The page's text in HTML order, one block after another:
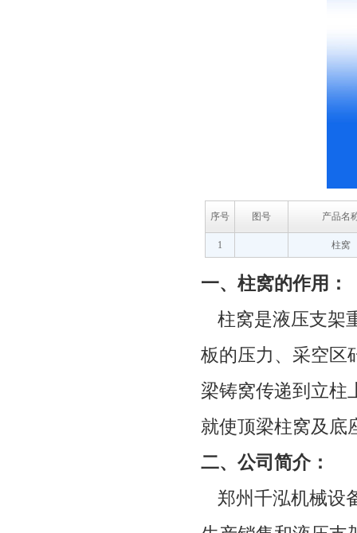
序号 图号 产品名
1 柱窝
一、柱窝的作用：
柱窝是液压支架
板的压力、采空区
梁铸窝传递到立柱
就使顶梁柱窝及底
二、公司简介：
郑州千泓机械设